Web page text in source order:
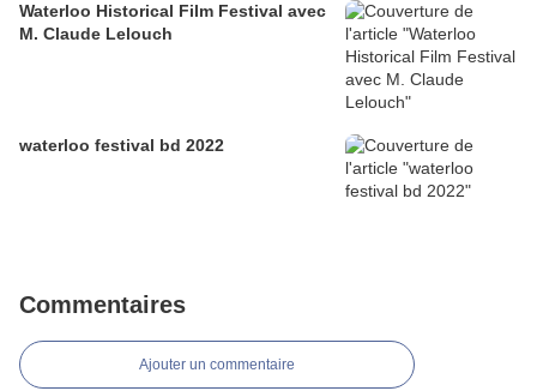
Waterloo Historical Film Festival avec
M. Claude Lelouch
waterloo festival bd 2022
Commentaires
Ajouter un commentaire